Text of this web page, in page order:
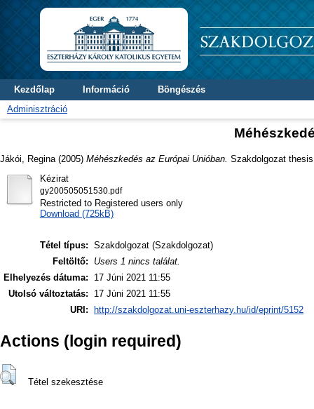
Kezdőlap Információ
Böngészés
Adminisztráció
Jákói, Regina (2005) Méhészkedés az Európai Unióban. Szakdolgozat
Kézirat
gy200505051530.pdf
Restricted to Registered users only
Download (725kB)
Tétel típus: Szakdolgozat (Szakdolgozat)
Feltöltő:
Users 1 nincs találat.
Elhelyezés dátuma:
17 Júni 2021 11:55
Utolsó változtatás:
17 Júni 2021 11:55
URI:
http://szakdolgozat.uni-eszterhazy.hu/id/eprint/5152
Actions (login required)
Tétel szekesztése